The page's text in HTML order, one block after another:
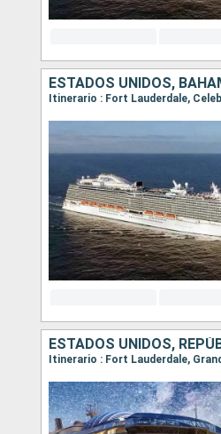
ESTADOS UNIDOS,
Itinerario : Fort Lauderdale,
ESTADOS UNIDOS,
Itinerario : Fort Lauderdale,